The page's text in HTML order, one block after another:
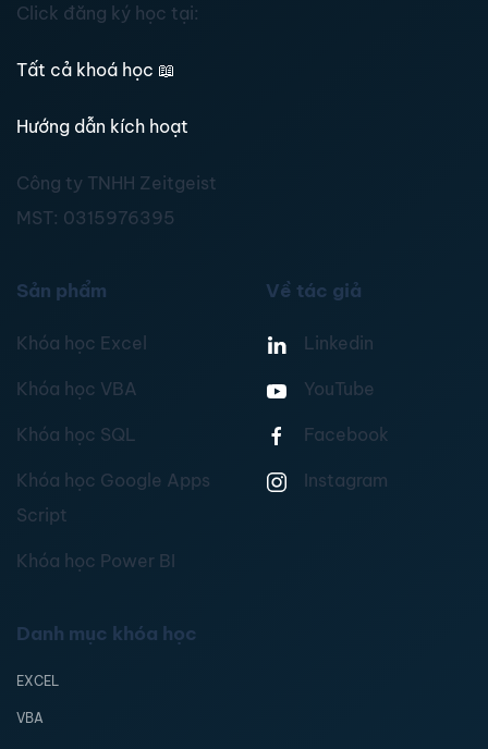
Click đăng ký học tại:
Tất cả khoá học 📖
Hướng dẫn kích hoạt
Công ty TNHH Zeitgeist
MST: 0315976395
Sản phẩm
Khóa học Excel
Khóa học VBA
Khóa học SQL
Khóa học Google Apps
Script
Khóa học Power BI
Về tác giả
Linkedin
YouTube
Facebook
Instagram
Danh mục khóa học
EXCEL
VBA